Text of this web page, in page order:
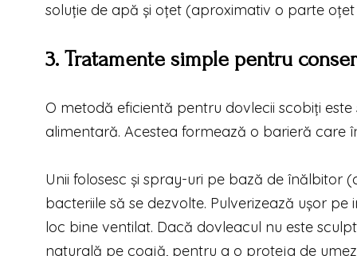
soluție de apă și oțet (aproximativ o parte
3. Tratamente simple pentru
O metodă eficientă pentru dovlecii scobiți
alimentară. Acestea formează o barieră care
Unii folosesc și spray-uri pe bază de înălbitor
bacteriile să se dezvolte. Pulverizează ușor
loc bine ventilat. Dacă dovleacul nu este
naturală pe coajă, pentru a o proteja de